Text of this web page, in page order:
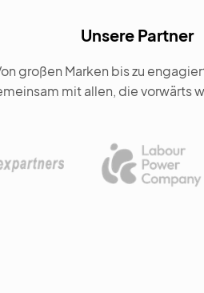
Unsere Partner
großen Marken bis zu
mit allen, die vorwärts